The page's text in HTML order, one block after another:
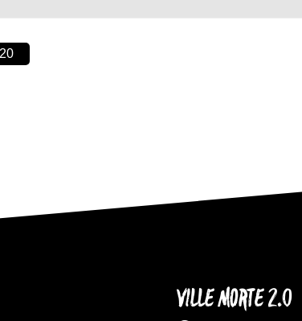
VILLE MORTE 2.0